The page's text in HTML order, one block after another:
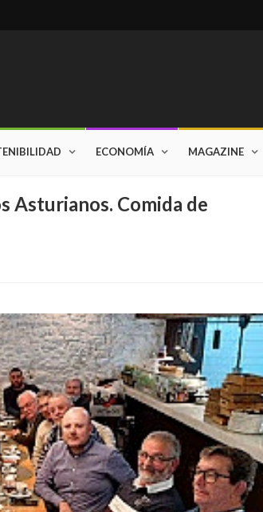
ECONOMÍA MAGAZINE
Asturianos. Comida de